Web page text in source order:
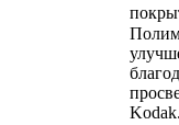
Kodak.